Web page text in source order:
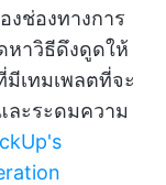
ช่องทางการ
หาวิธีดึงดูดให้
เทมเพลตที่จะ
ละระดมความ